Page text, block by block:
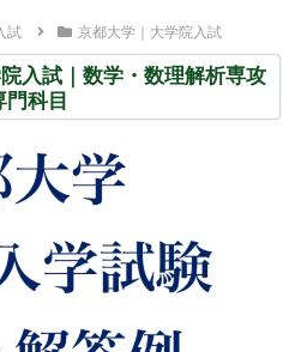
試 京都大学｜大学院入試
入試｜数学・数理解析専攻
門科目